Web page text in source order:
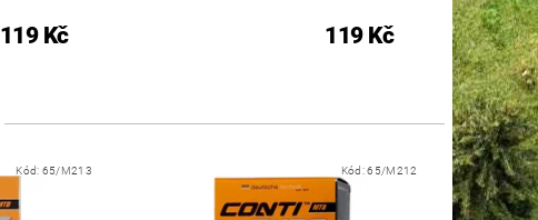
119 Kč 119 Kč
Kód: 65/M213 Kód:65/M212